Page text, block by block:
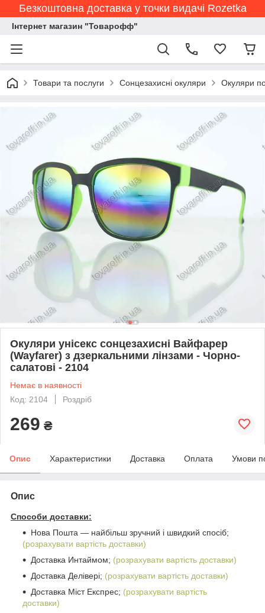
Безкоштовна доставка у точки видачі Rozetka
Інтернет магазин "Товарофф"
Товари та послуги Сонцезахисні окуляри Окуляри
Окуляри унісекс сонцезахисні Вайфарер
(Wayfarer) з дзеркальними лінзами - Чорно-
салатові - 2104
Немає в наявності
Код: 2104
Роздріб
269 ₴
Опис Характеристики Доставка Оплата Умови
Опис
Способи доставки:
Нова Пошта ― найбільш зручний і швидкий спосіб;
(розрахувати вартість доставки)
Доставка Интаймом; (розрахувати вартість доставки)
Доставка Делівері; (розрахувати вартість доставки)
Доставка Міст Експрес; (розрахувати вартість
доставки)